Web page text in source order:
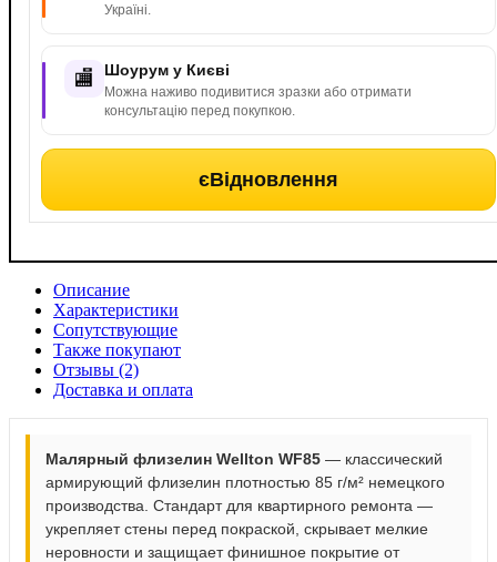
Україні.
🏬 Шоурум у Києві
Можна наживо подивитися зразки або отримати
консультацію перед покупкою.
єВідновлення
Описание
Характеристики
Сопутствующие
Также покупают
Отзывы (2)
Доставка и оплата
Малярный флизелин Wellton WF85 — классический
армирующий флизелин плотностью 85 г/м² немецкого
производства. Стандарт для квартирного ремонта —
укрепляет стены перед покраской, скрывает мелкие
неровности и защищает финишное покрытие от